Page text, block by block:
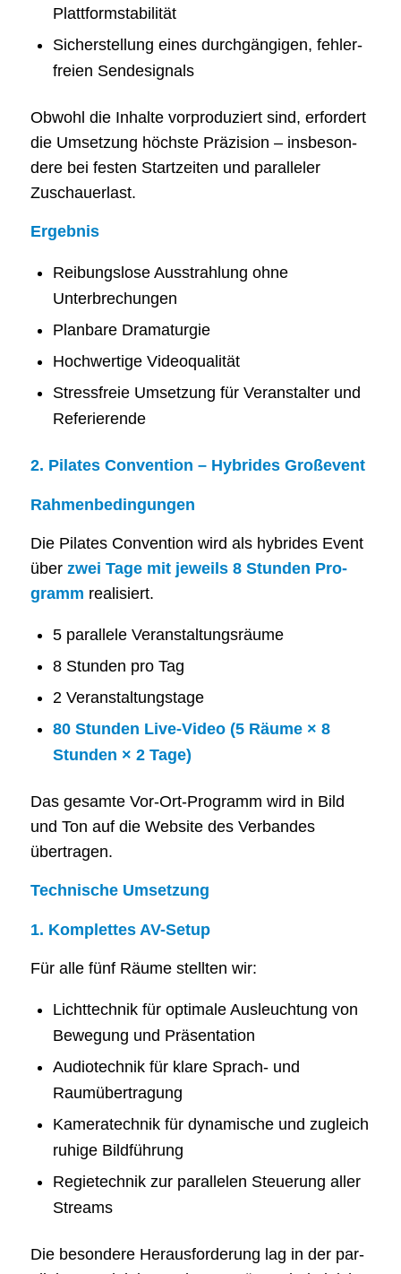
Plattformstabilität
Sicher­stel­lung eines durch­gän­gi­gen, feh­ler­
frei­en Sendesignals
Obwohl die Inhal­te vor­pro­du­ziert sind, erfor­dert
die Umset­zung höchs­te Prä­zi­si­on – ins­be­son­
de­re bei fes­ten Start­zei­ten und par­al­le­ler
Zuschauerlast.
Ergeb­nis
Reibungs­lose Aus­strah­lung ohne
Unterbrechungen
Plan­ba­re Dramaturgie
Hoch­wer­ti­ge Videoqualität
Stress­freie Umset­zung für Ver­an­stal­ter und
Referierende
2. Pila­tes Con­ven­ti­on – Hybri­des Großevent
Rah­men­be­din­gun­gen
Die Pila­tes Con­ven­ti­on wird als hybri­des Event
über zwei Tage mit jeweils 8 Stun­den Pro­
gramm realisiert.
5 par­al­le­le Veranstaltungsräume
8 Stun­den pro Tag
2 Ver­an­stal­tungs­ta­ge
80 Stun­den Live-Video (5 Räu­me × 8
Stun­den × 2 Tage)
Das gesam­te Vor-Ort-Pro­gramm wird in Bild
und Ton auf die Web­site des Ver­ban­des
übertragen.
Tech­ni­sche Umsetzung
1. Kom­plet­tes AV-Setup
Für alle fünf Räu­me stell­ten wir:
Licht­tech­nik für opti­ma­le Aus­leuch­tung von
Bewe­gung und Präsentation
Audio­tech­nik für kla­re Sprach- und
Raumübertragung
Kame­ra­tech­nik für dyna­mi­sche und zugleich
ruhi­ge Bildführung
Regie­tech­nik zur par­al­le­len Steue­rung aller
Streams
Die beson­de­re Her­aus­for­de­rung lag in der par­